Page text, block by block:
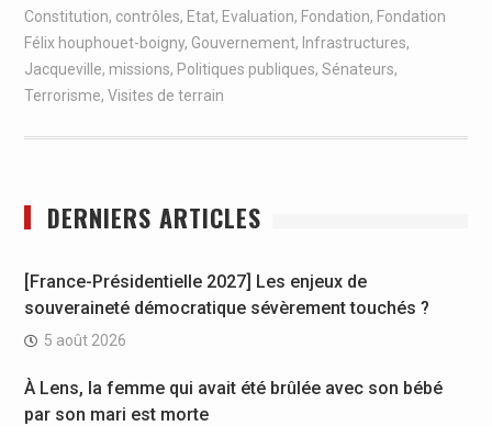
Constitution, contrôles, Etat, Evaluation, Fondation, Fondation
Félix houphouet-boigny, Gouvernement, Infrastructures,
Jacqueville, missions, Politiques publiques, Sénateurs,
Terrorisme, Visites de terrain
DERNIERS ARTICLES
[France-Présidentielle 2027] Les enjeux de
souveraineté démocratique sévèrement touchés ?
5 août 2026
À Lens, la femme qui avait été brûlée avec son bébé
par son mari est morte